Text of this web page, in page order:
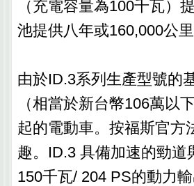
（充電容量為100千瓦）
池提供八年或160,000公里
由於ID.3系列生產型號的
（相當於新台幣106萬以
起的電動車。按福斯官方
趣。ID.3 具備加速的勁
150千瓦/ 204 PS的動力